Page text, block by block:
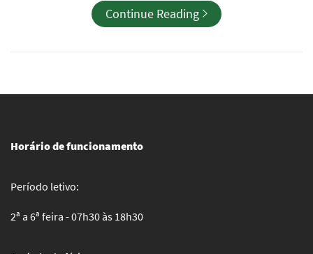
Continue Reading
Horário de funcionamento
Período letivo:
2ª a 6ª feira - 07h30 às 18h30